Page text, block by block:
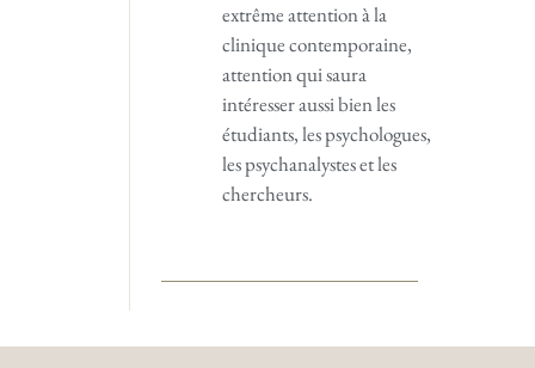
extrême attention à la
clinique contemporaine,
attention qui saura
intéresser aussi bien les
étudiants, les psychologues,
les psychanalystes et les
chercheurs.